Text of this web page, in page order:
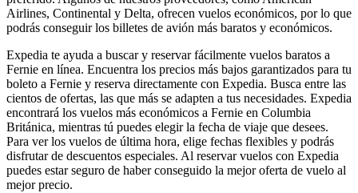
Airlines, Continental y Delta, ofrecen vuelos económicos, por lo que
podrás conseguir los billetes de avión más baratos y económicos.
Expedia te ayuda a buscar y reservar fácilmente vuelos baratos a
Fernie en línea. Encuentra los precios más bajos garantizados para tu
boleto a Fernie y reserva directamente con Expedia. Busca entre las
cientos de ofertas, las que más se adapten a tus necesidades. Expedia
encontrará los vuelos más económicos a Fernie en Columbia
Británica, mientras tú puedes elegir la fecha de viaje que desees.
Para ver los vuelos de última hora, elige fechas flexibles y podrás
disfrutar de descuentos especiales. Al reservar vuelos con Expedia
puedes estar seguro de haber conseguido la mejor oferta de vuelo al
mejor precio.